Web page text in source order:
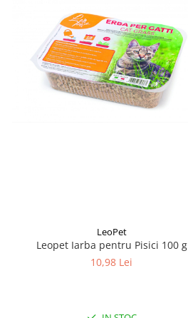
LeoPet
Leopet Iarba pentru Pisici 100 g
10,98 Lei